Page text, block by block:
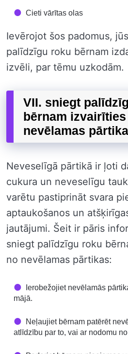
Cieti vārītas olas
Ievērojot šos padomus,
palīdzīgu roku bērnam
izvēli, par tēmu uzkodām.
VII. sniegt
bērnam
nevēlamas
Neveselīgā pārtikā ir ļoti
cukura un neveselīgu
varētu pastiprināt svara
aptaukošanos un
jautājumi. Šeit ir pāris
sniegt palīdzīgu roku
no nevēlamas pārtikas:
Ierobežojiet nevēlamās
mājā.
Neļaujiet bērnam patērēt
atlīdzību par to, vai ar nodomu